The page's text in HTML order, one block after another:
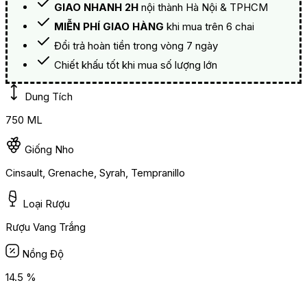
GIAO NHANH 2H nội thành Hà Nội & TPHCM
MIỄN PHÍ GIAO HÀNG khi mua trên 6 chai
Đổi trả hoàn tiền trong vòng 7 ngày
Chiết khấu tốt khi mua số lượng lớn
Dung Tích
750 ML
Giống Nho
Cinsault, Grenache, Syrah, Tempranillo
Loại Rượu
Rượu Vang Trắng
Nồng Độ
14.5 %